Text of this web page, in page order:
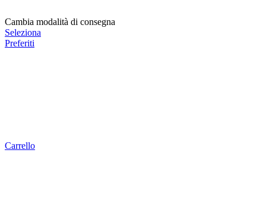
Cambia modalità di consegna
Seleziona
Preferiti
Carrello